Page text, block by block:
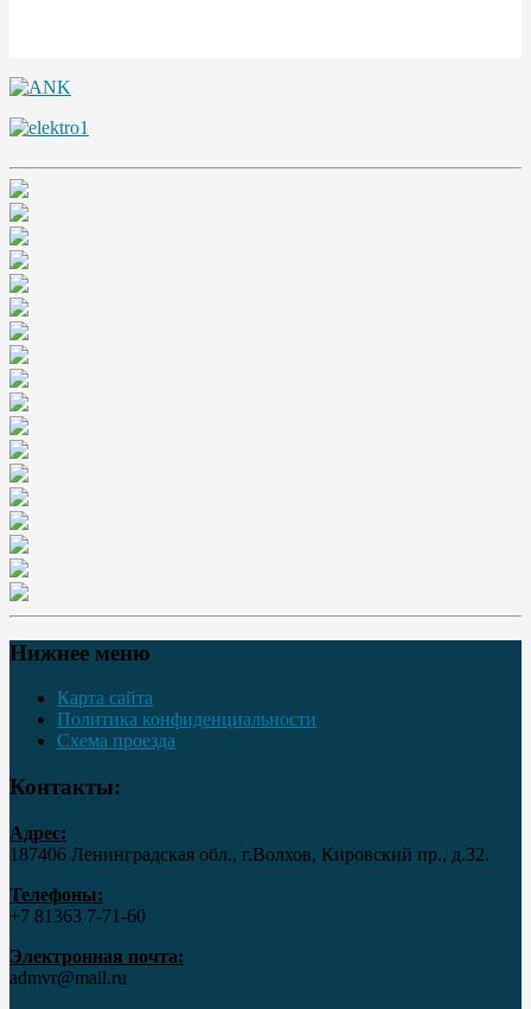
Нижнее меню
Карта сайта
Политика конфиденциальности
Схема проезда
Контакты:
Адрес:
187406 Ленинградская обл., г.Волхов, Кировский пр., д.32.
Телефоны:
+7 81363 7‑71-60
Электронная почта:
admvr@mail.ru